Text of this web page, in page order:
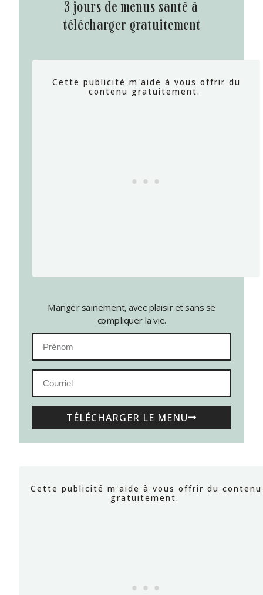
3 jours de menus santé à
télécharger gratuitement
Manger sainement, avec plaisir et sans se
compliquer la vie.
TÉLÉCHARGER LE MENU